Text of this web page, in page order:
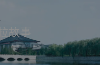
故事